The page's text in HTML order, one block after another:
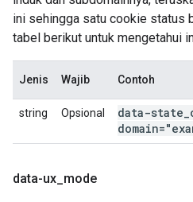
ini sehingga satu cookie status
tabel berikut untuk mengetahui
Jenis Wajib Contoh
string Opsional data-state
data-ux mode